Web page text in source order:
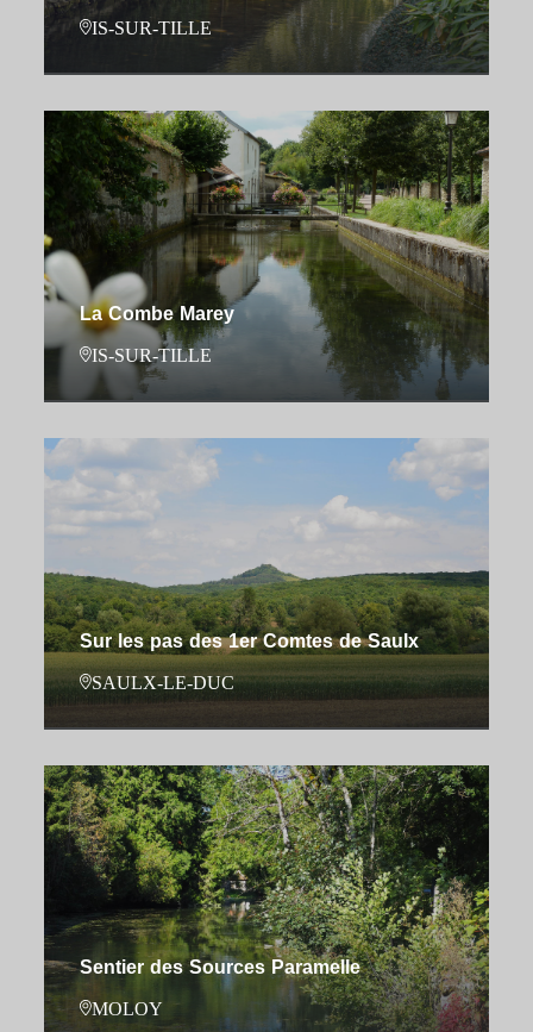
IS-SUR-TILLE
La Combe Marey
IS-SUR-TILLE
Sur les pas des 1er Comtes de Saulx
SAULX-LE-DUC
Sentier des Sources Paramelle
MOLOY